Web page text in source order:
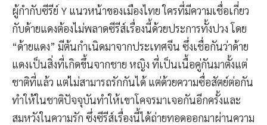
ผู้กำกับซีรีย์ Y แนวหน้าของเมืองไทย ใครที่มีความเชื่อเกี่ยว
กับด้ายแดงต้องไม่พลาดซีรีส์เรื่องนี้ด้วยประการทั้งปวง โดย
“ด้ายแดง” มีต้นกำเนิดมาจากประเทศจีน ซึ่งเชื่อกันว่าด้าย
แดงเป็นสิ่งที่เกิดขึ้นจากชาย หญิง ที่เป็นเนื้อคู่กันมาตั้งแต่
ชาติที่แล้ว แต่ไม่สามารถรักกันได้ แต่ด้วยความซื่อสัตย์ต่อกัน
ทำให้ในชาติปัจจุบันทำให้เขาโคจรมาเจอกันอีกครั้งและ
สมหวังในความรัก ซึ่งซีรีส์เรื่องนี้ได้ถ่ายทอดออกมาผ่านความ